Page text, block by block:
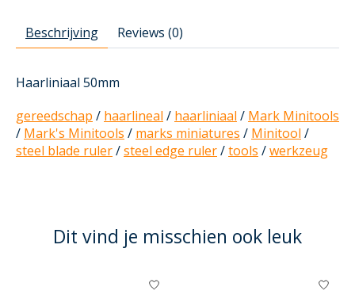
Beschrijving Reviews (0)
Haarliniaal 50mm
gereedschap / haarlineal / haarliniaal / Mark Minitools
/ Mark's Minitools / marks miniatures / Minitool /
steel blade ruler/steel edge ruler/tools /werkzeug
Dit vind je misschien ook leuk
Items van productcarrousel